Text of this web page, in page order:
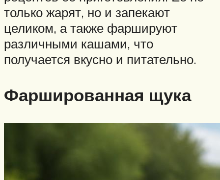
только жарят, но и запекают
целиком, а также фаршируют
различными кашами, что
получается вкусно и питательно.
Фаршированная щука